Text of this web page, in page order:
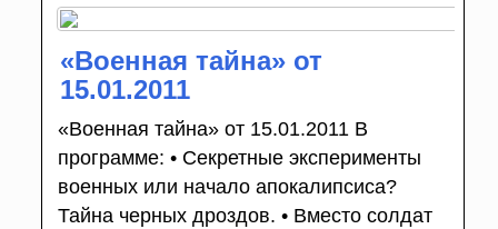
«Военная тайна» от
15.01.2011
«Военная тайна» от 15.01.2011 В
программе: • Секретные эксперименты
военных или начало апокалипсиса?
Тайна черных дроздов. • Вместо солдат